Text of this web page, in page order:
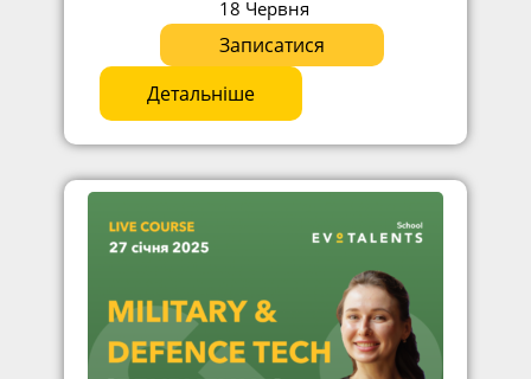
18 Червня
Записатися
Детальніше